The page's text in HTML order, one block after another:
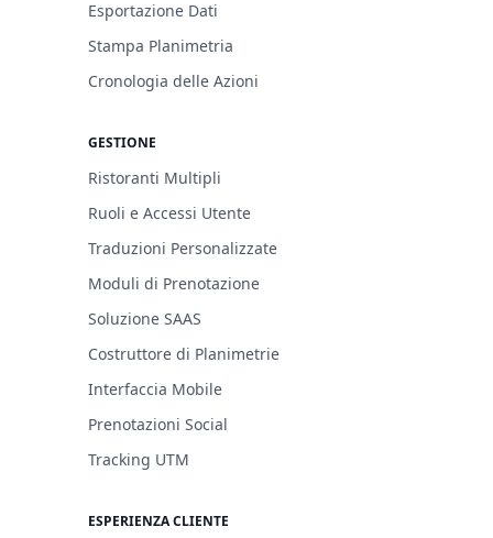
Esportazione Dati
Stampa Planimetria
Cronologia delle Azioni
GESTIONE
Ristoranti Multipli
Ruoli e Accessi Utente
Traduzioni Personalizzate
Moduli di Prenotazione
Soluzione SAAS
Costruttore di Planimetrie
Interfaccia Mobile
Prenotazioni Social
Tracking UTM
ESPERIENZA CLIENTE